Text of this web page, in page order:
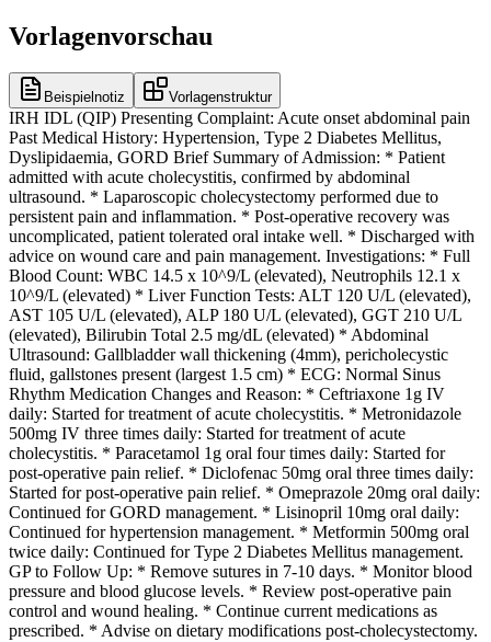
Vorlagenvorschau
Beispielnotiz Vorlagenstruktur
IRH IDL (QIP) Presenting Complaint: Acute onset abdominal pain
Past Medical History: Hypertension, Type 2 Diabetes Mellitus,
Dyslipidaemia, GORD Brief Summary of Admission: * Patient
admitted with acute cholecystitis, confirmed by abdominal
ultrasound. * Laparoscopic cholecystectomy performed due to
persistent pain and inflammation. * Post-operative recovery was
uncomplicated, patient tolerated oral intake well. * Discharged with
advice on wound care and pain management. Investigations: * Full
Blood Count: WBC 14.5 x 10^9/L (elevated), Neutrophils 12.1 x
10^9/L (elevated) * Liver Function Tests: ALT 120 U/L (elevated),
AST 105 U/L (elevated), ALP 180 U/L (elevated), GGT 210 U/L
(elevated), Bilirubin Total 2.5 mg/dL (elevated) * Abdominal
Ultrasound: Gallbladder wall thickening (4mm), pericholecystic
fluid, gallstones present (largest 1.5 cm) * ECG: Normal Sinus
Rhythm Medication Changes and Reason: * Ceftriaxone 1g IV
daily: Started for treatment of acute cholecystitis. * Metronidazole
500mg IV three times daily: Started for treatment of acute
cholecystitis. * Paracetamol 1g oral four times daily: Started for
post-operative pain relief. * Diclofenac 50mg oral three times daily:
Started for post-operative pain relief. * Omeprazole 20mg oral daily:
Continued for GORD management. * Lisinopril 10mg oral daily:
Continued for hypertension management. * Metformin 500mg oral
twice daily: Continued for Type 2 Diabetes Mellitus management.
GP to Follow Up: * Remove sutures in 7-10 days. * Monitor blood
pressure and blood glucose levels. * Review post-operative pain
control and wound healing. * Continue current medications as
prescribed. * Advise on dietary modifications post-cholecystectomy.